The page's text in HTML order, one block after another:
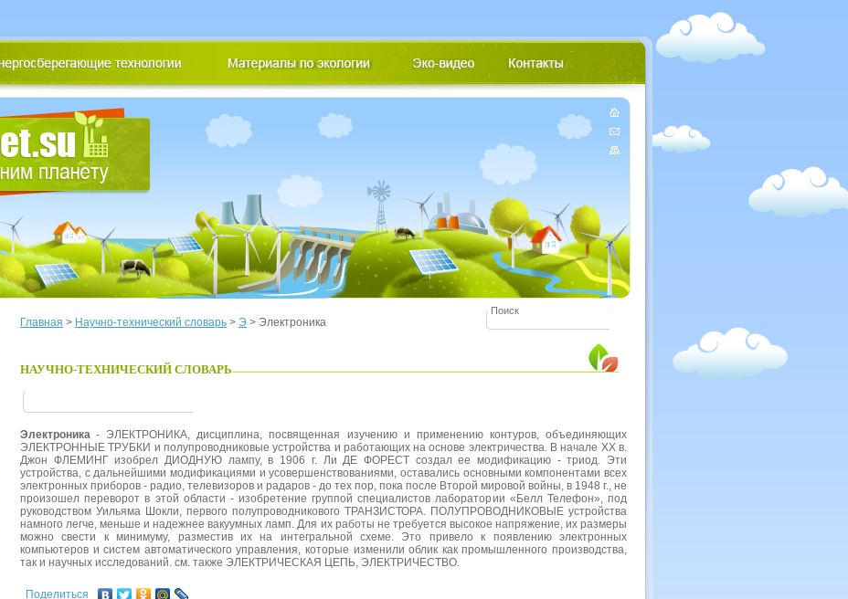
Главная > Научно-технический словарь > Э > Электроника
НАУЧНО-ТЕХНИЧЕСКИЙ СЛОВАРЬ
Электроника - ЭЛЕКТРОНИКА, дисциплина, посвященная изучению и применению контуров, объединяющих
ЭЛЕКТРОННЫЕ ТРУБКИ и полупроводниковые устройства и работающих на основе электричества. В начале XX в.
Джон ФЛЕМИНГ изобрел ДИОДНУЮ лампу, в 1906 г. Ли ДЕ ФОРЕСТ создал ее модификацию - триод. Эти
устройства, с дальнейшими модификациями и усовершенствованиями, оставались основными компонентами всех
электронных приборов - радио, телевизоров и радаров - до тех пор, пока после Второй мировой войны, в 1948 г., не
произошел переворот в этой области - изобретение группой специалистов лаборатории «Белл Телефон», под
руководством Уильяма Шокли, первого полупроводникового ТРАНЗИСТОРА. ПОЛУПРОВОДНИКОВЫЕ устройства
намного легче, меньше и надежнее вакуумных ламп. Для их работы не требуется высокое напряжение, их размеры
можно свести к минимуму, разместив их на интегральной схеме. Это привело к появлению электронных
компьютеров и систем автоматического управления, которые изменили облик как промышленного производства,
так и научных исследований. см. также ЭЛЕКТРИЧЕСКАЯ ЦЕПЬ, ЭЛЕКТРИЧЕСТВО.
Поделиться